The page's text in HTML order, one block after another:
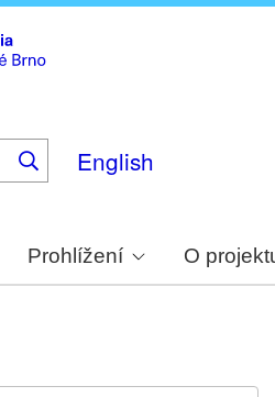
English
Prohlížení O